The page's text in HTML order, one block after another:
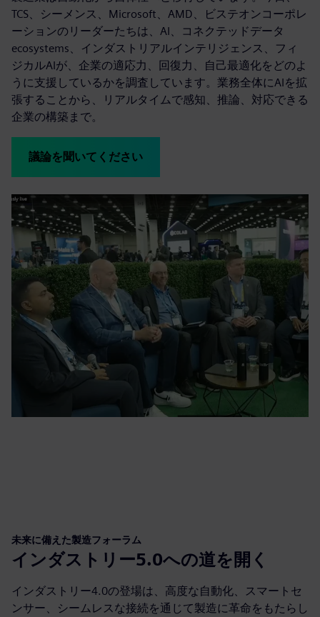
TCS、シーメンス、Microsoft、AMD、ビステオンコーポレ
ーションのリーダーたちは、AI、コネクテッドデータ
ecosystems、インダストリアルインテリジェンス、フィ
ジカルAIが、企業の適応力、回復力、自己最適化をどのよ
うに支援しているかを調査しています。業務全体にAIを拡
張することから、リアルタイムで感知、推論、対応できる
企業の構築まで。
議論を聞いてください
未来に備えた製造フォーラム
インダストリー5.0への道を開く
インダストリー4.0の登場は、高度な自動化、スマートセ
ンサー、シームレスな接続を通じて製造に革命をもたらし